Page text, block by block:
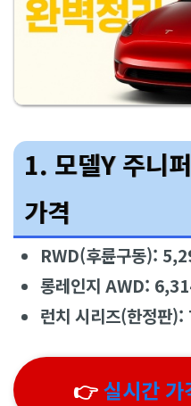
1. 모델Y 주니
가격
RWD(후륜구동):
롱레인지 AWD:
런치 시리즈(한정판
👉실시간 가